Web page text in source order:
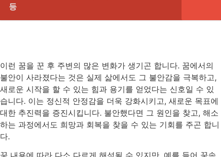
등
이런 꿈을 꾼 후 주변의 많은 변화가 생기곤 합니다. 꿈에서의
불안이 사라졌다는 것은 실제 삶에서도 그 불안감을 극복하고,
새로운 시작을 할 수 있는 힘과 용기를 얻었다는 신호일 수 있
습니다. 이는 정신적 안정감을 더욱 강화시키고, 새로운 목표에
대한 추진력을 증진시킵니다. 불안했다면 그 원인을 찾고, 해소
하는 과정에서도 희망과 회복을 찾을 수 있는 기회를 주곤 합니
다.